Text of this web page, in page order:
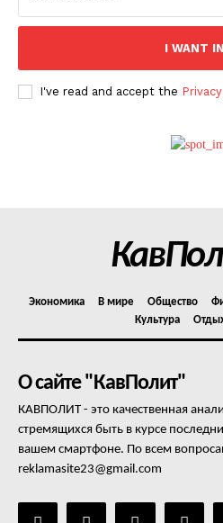
Контакты
I WANT IN
I've read and accept the
Экономика В мире Общество
Культура
О сайте "КавПолит"
КАВПОЛИТ - это качественная
стремящихся быть в курсе
вашем смартфоне. По всем
reklamasite23@gmail.com